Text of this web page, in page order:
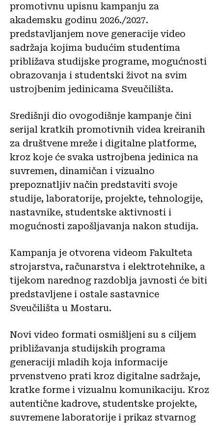
promotivnu upisnu kampanju za
akademsku godinu 2026./2027.
predstavljanjem nove generacije video
sadržaja kojima budućim studentima
približava studijske programe, mogućnosti
obrazovanja i studentski život na svim
ustrojbenim jedinicama Sveučilišta.
Središnji dio ovogodišnje kampanje čini
serijal kratkih promotivnih videa kreiranih
za društvene mreže i digitalne platforme,
kroz koje će svaka ustrojbena jedinica na
suvremen, dinamičan i vizualno
prepoznatljiv način predstaviti svoje
studije, laboratorije, projekte, tehnologije,
nastavnike, studentske aktivnosti i
mogućnosti zapošljavanja nakon studija.
Kampanja je otvorena videom Fakulteta
strojarstva, računarstva i elektrotehnike, a
tijekom narednog razdoblja javnosti će biti
predstavljene i ostale sastavnice
Sveučilišta u Mostaru.
Novi video formati osmišljeni su s ciljem
približavanja studijskih programa
generaciji mladih koja informacije
prvenstveno prati kroz digitalne sadržaje,
kratke forme i vizualnu komunikaciju. Kroz
autentične kadrove, studentske projekte,
suvremene laboratorije i prikaz stvarnog